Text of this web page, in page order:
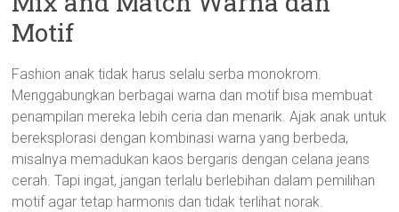
Motif
Fashion anak tidak harus selalu serba monokrom.
Menggabungkan berbagai warna dan motif bisa membuat
penampilan mereka lebih ceria dan menarik. Ajak anak untuk
bereksplorasi dengan kombinasi warna yang berbeda,
misalnya memadukan kaos bergaris dengan celana jeans
cerah. Tapi ingat, jangan terlalu berlebihan dalam pemilihan
motif agar tetap harmonis dan tidak terlihat norak.